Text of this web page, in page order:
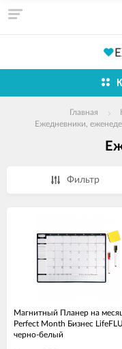
Главная
Ежедневники,
Фильтр
Магнитный Планер на
Perfect Month Бизнес
черно-белый